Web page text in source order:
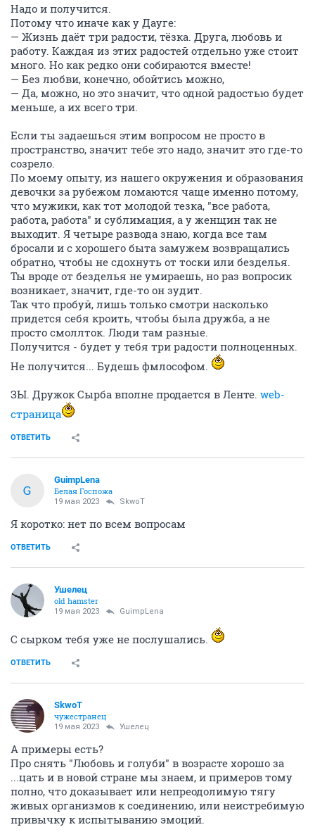
Надо и получится.
Потому что иначе как у Дауге:
— Жизнь даёт три радости, тёзка. Друга, любовь и
работу. Каждая из этих радостей отдельно уже стоит
много. Но как редко они собираются вместе!
— Без любви, конечно, обойтись можно,
— Да, можно, но это значит, что одной радостью будет
меньше, а их всего три.
Если ты задаешься этим вопросом не просто в
пространство, значит тебе это надо, значит это где-то
созрело.
По моему опыту, из нашего окружения и образования
девочки за рубежом ломаются чаще именно потому,
что мужики, как тот молодой тезка, "все работа,
работа, работа" и сублимация, а у женщин так не
выходит. Я четыре развода знаю, когда все там
бросали и с хорошего быта замужем возвращались
обратно, чтобы не сдохнуть от тоски или безделья.
Ты вроде от безделья не умираешь, но раз вопросик
возникает, значит, где-то он зудит.
Так что пробуй, лишь только смотри насколько
придется себя кроить, чтобы была дружба, а не
просто смоллток. Люди там разные.
Получится - будет у тебя три радости полноценных.
Не получится... Будешь фмлософом.
ЗЫ. Дружок Сырба вполне продается в Ленте. web-
страница
ОТВЕТИТЬ
G
GuimpLena
Белая Госпожа
19 мая 2023 SkwоT
Я коротко: нет по всем вопросам
ОТВЕТИТЬ
Ушелец
old hamster
19 мая 2023 GuimpLena
С сырком тебя уже не послушались.
ОТВЕТИТЬ
SkwоT
чужестранец
19 мая 2023 Ушелец
А примеры есть?
Про снять "Любовь и голуби" в возрасте хорошо за
...цать и в новой стране мы знаем, и примеров тому
полно, что доказывает или непреодолимую тягу
живых организмов к соединению, или неистребимую
привычку к испытыванию эмоций.